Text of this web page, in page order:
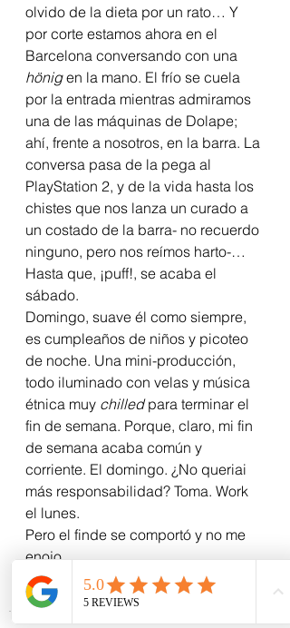
olvido de la dieta por un rato… Y
por corte estamos ahora en el
Barcelona conversando con una
hönig en la mano. El frío se cuela
por la entrada mientras admiramos
una de las máquinas de Dolape;
ahí, frente a nosotros, en la barra. La
conversa pasa de la pega al
PlayStation 2, y de la vida hasta los
chistes que nos lanza un curado a
un costado de la barra- no recuerdo
ninguno, pero nos reímos harto-…
Hasta que, ¡puff!, se acaba el
sábado.
Domingo, suave él como siempre,
es cumpleaños de niños y picoteo
de noche. Una mini-producción,
todo iluminado con velas y música
étnica muy chilled para terminar el
fin de semana. Porque, claro, mi fin
de semana acaba común y
corriente. El domingo. ¿No queriai
más responsabilidad? Toma. Work
el lunes.
Pero el finde se comportó y no me
enojo.
Total, qué culpa tiene el lunes de
ser lunes.